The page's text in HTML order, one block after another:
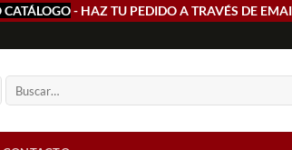
- HAZ TU PEDIDO A TRAVÉS DE